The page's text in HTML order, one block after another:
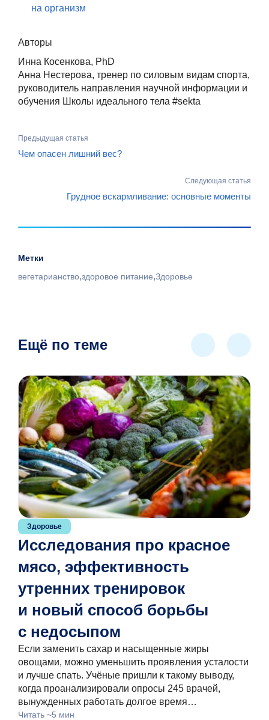
на организм
Авторы
Инна Косенкова, PhD
Анна Нестерова, тренер по силовым видам спорта,
руководитель направления научной информации и
обучения Школы идеального тела #sekta
Предыдущая статья
Чем опасен лишний вес?
Следующая статья
Грудное вскармливание: основные моменты
Метки
вегетарианство,здоровое питание,Здоровье
Ещё по теме
Здоровье
Исследования про красное
мясо, эффективность
утренних тренировок
и новый способ борьбы
с недосыпом
Если заменить сахар и насыщенные жиры
овощами, можно уменьшить проявления усталости
и лучше спать. Учёные пришли к такому выводу,
когда проанализировали опросы 245 врачей,
вынужденных работать долгое время…
Читать ~5 мин